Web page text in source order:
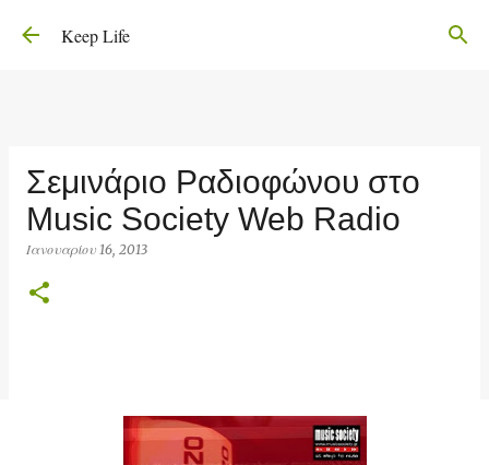
Μετάβαση στο κύριο περιεχόμενο
Keep Life
Σεμινάριο Ραδιοφώνου στο
Music Society Web Radio
Ιανουαρίου 16, 2013